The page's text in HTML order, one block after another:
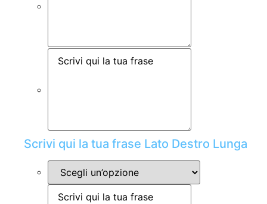
Scrivi qui la tua frase Lato Destro Lunga